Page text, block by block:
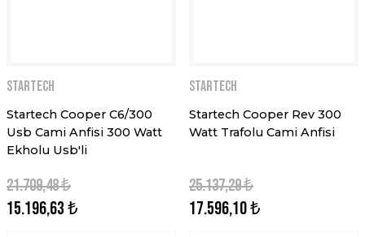
STARTECH
Startech Cooper C6/300
Usb Cami Anfisi 300 Watt
Ekholu Usb'li
15.196,63 ₺
21.709,48 ₺
STARTECH
Startech Cooper Rev 300
Watt Trafolu Cami Anfisi
17.596,10 ₺
25.137,29 ₺